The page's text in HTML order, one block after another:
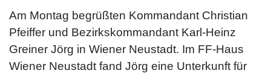
Am Montag begrüßten Kommandant Christian
Pfeiffer und Bezirkskommandant Karl-Heinz
Greiner Jörg in Wiener Neustadt. Im FF-Haus
Wiener Neustadt fand Jörg eine Unterkunft für